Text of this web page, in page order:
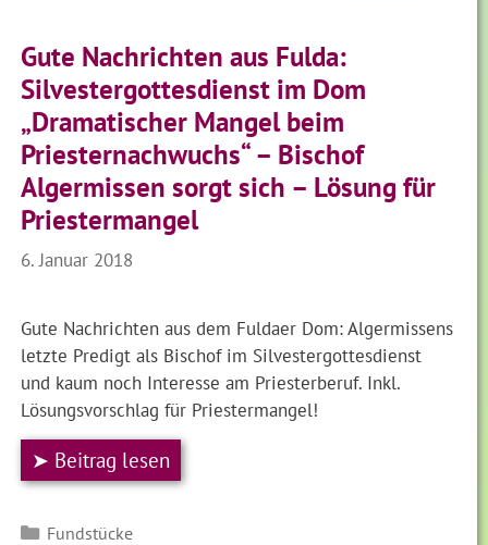
Gute Nachrichten aus Fulda:
Silvestergottesdienst im Dom
„Dramatischer Mangel beim
Priesternachwuchs“ – Bischof
Algermissen sorgt sich – Lösung für
Priestermangel
6. Januar 2018
Gute Nachrichten aus dem Fuldaer Dom: Algermissens
letzte Predigt als Bischof im Silvestergottesdienst
und kaum noch Interesse am Priesterberuf. Inkl.
Lösungsvorschlag für Priestermangel!
➤ Beitrag lesen
Kategorien
Fundstücke